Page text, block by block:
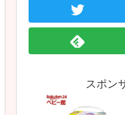
スポン